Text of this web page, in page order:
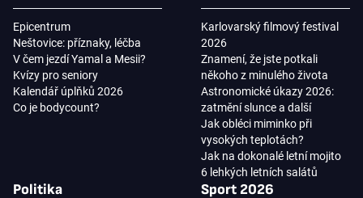
Epicentrum
Neštovice: příznaky, léčba
V čem jezdí Yamal a Mesii?
Kvízy pro seniory
Kalendář úplňků 2026
Co je bodycount?
Karlovarský filmový festival
2026
Znamení, že jste potkali
někoho z minulého života
Astronomické úkazy 2026:
zatmění slunce a další
Jak obléci miminko při
vysokých teplotách?
Jak na dokonalé letní mojito
6 lehkých letních salátů
Politika Sport 2026